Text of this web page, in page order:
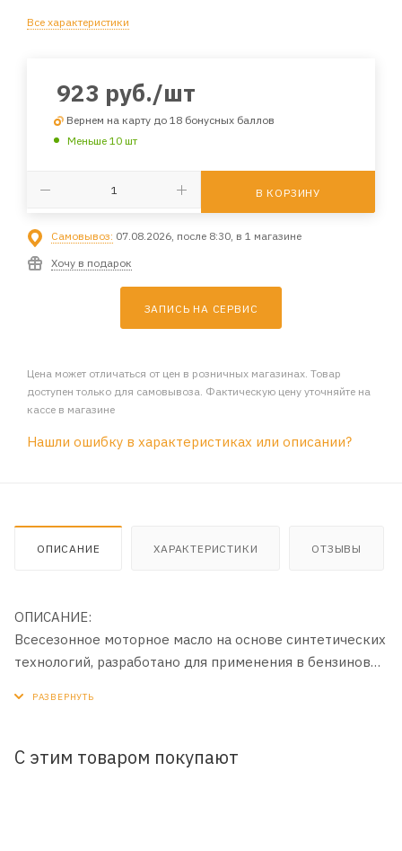
Все характеристики
923 руб./шт
Вернем на карту до 18 бонусных баллов
Меньше 10 шт
В КОРЗИНУ
Самовывоз: 07.08.2026, после 8:30, в 1 магазине
Хочу в подарок
ЗАПИСЬ НА СЕРВИС
Цена может отличаться от цен в розничных магазинах. Товар
доступен только для самовывоза. Фактическую цену уточняйте на
кассе в магазине
Нашли ошибку в характеристиках или описании?
ОПИСАНИЕ ХАРАКТЕРИСТИКИ ОТЗЫВЫ
ОПИСАНИЕ:
Всесезонное моторное масло на основе синтетических
технологий, разработано для применения в бензиновых
передовой технологии Synthactive®.
С этим товаром покупают